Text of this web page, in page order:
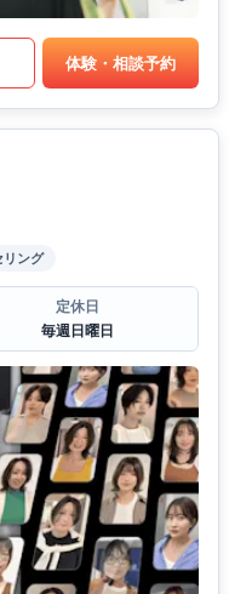
体験・相談予約
リング
定休日
毎週日曜日